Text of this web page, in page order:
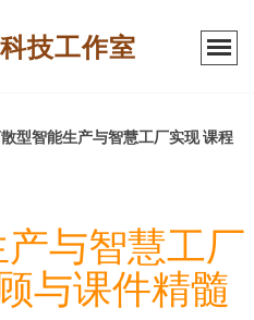
技工作室
型智能生产与智慧工厂实现 课程
与智慧工厂
与课件精髓